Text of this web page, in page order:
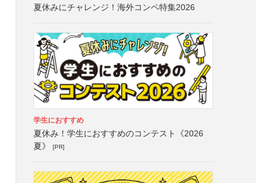
夏休みにチャレンジ！海外コンペ特集2026
学生におすすめ
夏休み！学生におすすめのコンテスト《2026
夏》
[PR]